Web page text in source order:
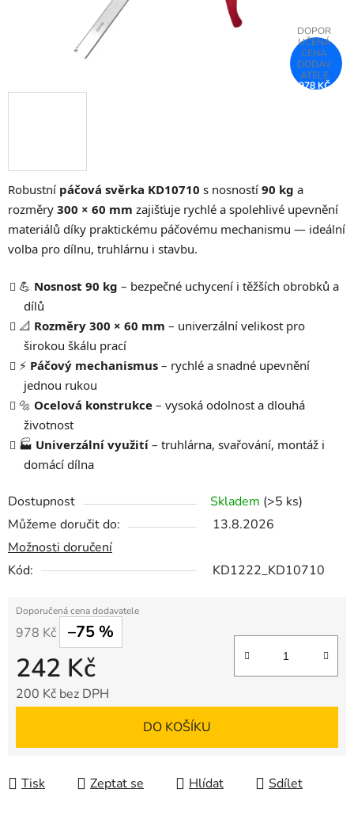
Robustní páčová svěrka KD10710 s nosností 90 kg a
rozměry 300 × 60 mm zajišťuje rychlé a spolehlivé upevnění
materiálů díky praktickému páčovému mechanismu — ideální
volba pro dílnu, truhlárnu i stavbu.
💪 Nosnost 90 kg – bezpečné uchycení i těžších obrobků a
dílů
📐 Rozměry 300 × 60 mm – univerzální velikost pro
širokou škálu prací
⚡ Páčový mechanismus – rychlé a snadné upevnění
jednou rukou
🔩 Ocelová konstrukce – vysoká odolnost a dlouhá
životnost
🏭 Univerzální využití – truhlárna, svařování, montáž i
domácí dílna
Dostupnost Skladem (>5 ks)
Můžeme doručit do:
13.8.2026
Možnosti doručení
Kód:
KD1222_KD10710
978 Kč –75 %
242 Kč
200 Kč bez DPH
DO KOŠÍKU
Tisk Zeptat se Hlídat Sdílet
978 KČ